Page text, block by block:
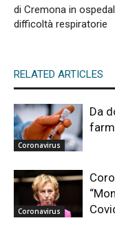
di Cremona in
difficoltà respiratorie
RELATED ARTICLES
Coronavirus
Da
Coronavirus